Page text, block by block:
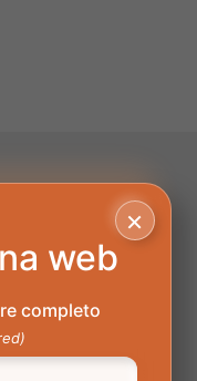
de datos personales
×
web
completo